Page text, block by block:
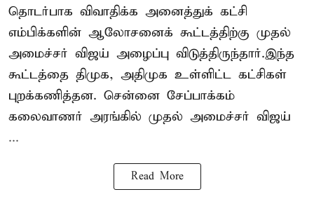
தொடர்பாக விவாதிக்க அனைத்துக் கட்சி
எம்பிக்களின் ஆலோசனைக் கூட்டத்திற்கு முதல்
அமைச்சர் விஜய் அழைப்பு விடுத்திருந்தார்.இந்த
கூட்டத்தை திமுக, அதிமுக உள்ளிட்ட கட்சிகள்
புறக்கணித்தன. சென்னை சேப்பாக்கம்
கலைவாணர் அரங்கில் முதல் அமைச்சர் விஜய்
...
Read More